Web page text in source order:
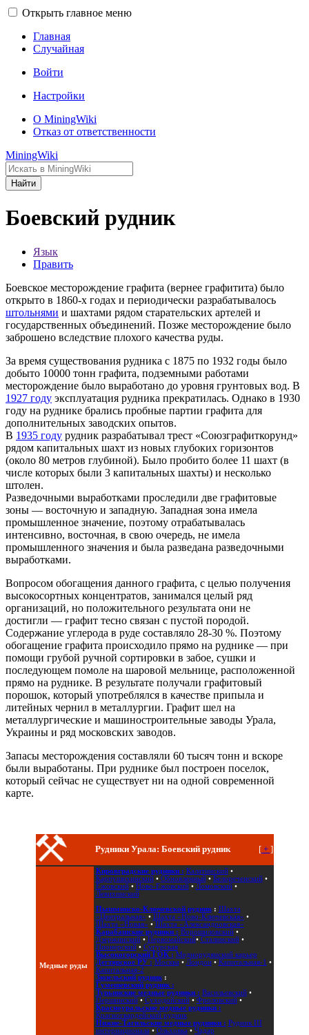
Открыть главное меню
Главная
Случайная
Войти
Настройки
О MiningWiki
Отказ от ответственности
MiningWiki
Найти
Боевский рудник
Язык
Править
Боевское месторождение графита (вернее графитита) было
открыто в 1860-х годах и периодически разрабатывалось
штольнями и шахтами рядом старательских артелей и
государственных объединений. Позже месторождение было
заброшено вследствие плохого качества руды.
За время существования рудника с 1875 по 1932 годы было
добыто 10000 тонн графита, подземными работами
месторождение было выработано до уровня грунтовых вод. В
1927 году эксплуатация рудника прекратилась. Однако в 1930
году на руднике брались пробные партии графита для
дополнительных заводских опытов.
В 1935 году рудник разрабатывал трест «Союзграфиткорунд»
рядом капитальных шахт из новых глубоких горизонтов
(около 80 метров глубиной). Было пробито более 11 шахт (в
числе которых были 3 капитальных шахты) и несколько
штолен.
Разведочными выработками проследили две графитовые
зоны — восточную и западную. Западная зона имела
промышленное значение, поэтому отрабатывалась
интенсивно, восточная, в свою очередь, не имела
промышленного значения и была разведана разведочными
выработками.
Вопросом обогащения данного графита, с целью получения
высокосортных концентратов, занимался целый ряд
организаций, но положительного результата они не
достигли — графит тесно связан с пустой породой.
Содержание углерода в руде составляло 28-30 %. Поэтому
обогащение графита происходило прямо на руднике — при
помощи грубой ручной сортировки в забое, сушки и
последующем помоле на шаровой мельнице, расположенной
прямо на руднике. В результате получали графитовый
порошок, который употреблялся в качестве припыла и
литейных чернил в металлургии. Графит шел на
металлургические и машиностроительные заводы Урала,
Украины и ряд московских заводов.
Запасы месторождения составляли 60 тысяч тонн и вскоре
были выработаны. При руднике был построен поселок,
который сейчас не существует ни на одной современной
карте.
[+ ]
Рудники Урала: Боевский рудник
Медные руды
Кировградские рудники : Калатинский•
Карпушихинский• Обновленный• Белореченский•
Ежовский• Ново-Ежовский• Ломовский•
Левихинский
Пышминско-Ключевской рудник: Шахта
«Центральная» • Шахта «Ново-Ключевская» •
Шахта «Новая» • Шахта «Александровская»
Карабашские рудники : Ворошиловский•
Дзержинский• Первомайский• Сталинский•
Пионерский• Сугурская
Высокогорский ГОК : Меднорудянский карьер
Дегтярское РУ : Москва • Лондон• Капитальная-1 •
Капитальная-2
Зюзельский рудник:
Гумешевский рудник :
Турьинские медные рудники : Васильевский•
Першинский• Суходойский• Фроловский•
Красноуральские медные рудники :
Красногвардейский рудник
Нижне-Тагильские медные рудники : Рудник III
интернационала • Ольховка • Чадар